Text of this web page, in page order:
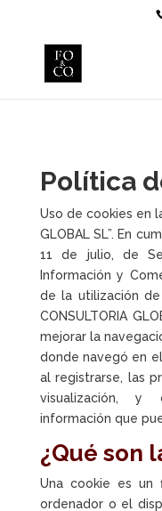
Política
Uso de cookies en
GLOBAL SL”. En
11 de julio, de
Información y
de la utilización
CONSULTORIA
mejorar la
donde navegó en
al registrarse, las
visualización, y
información que
¿Qué son
Una cookie es un
ordenador o el